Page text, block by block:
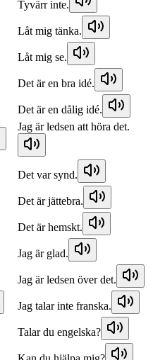
Tyvärr inte.
Låt mig tänka.
Låt mig se.
Det är en bra idé.
Det är en dålig idé.
Jag är ledsen att höra det.
Det var synd.
Det är jättebra.
Det är hemskt.
Jag är glad.
Jag är ledsen över det.
Jag talar inte franska.
Talar du engelska?